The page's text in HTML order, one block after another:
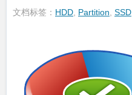
文档标签： HDD Partition SSD